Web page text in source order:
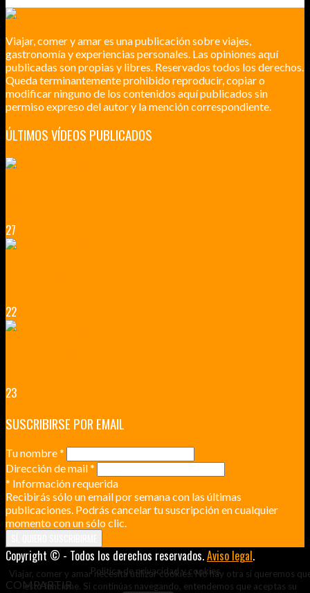
Viajar, comer y amar es una publicación sobre viajes,
gastronomía y experiencias personales. Las opiniones aquí
publicadas son propias y libres. Reservados todos los derechos.
Queda terminantemente prohibido reproducir, copiar o
modificar ninguno de los contenidos aquí publicados sin
permiso expreso del autor y la mención correspondiente.
ÚLTIMOS VÍDEOS PUBLICADOS
27
22
23
SUSCRIBIRSE POR EMAIL
Tu nombre*
Dirección de mail*
* Información requerida
Recibirás sólo un email por semana con las últimas
publicaciones. Podrás cancelar tu suscripción en cualquier
momento con un sólo clic.
Copyright © - Todos los derechos reservados.Aviso legal.
Viajar, comer y amar necesita utilizar cookies. No hay otra si queremos
esto funcione. Si continúas navegando, entendemos que aceptas su
Politica de privacidad y cookies
COMPARTIR